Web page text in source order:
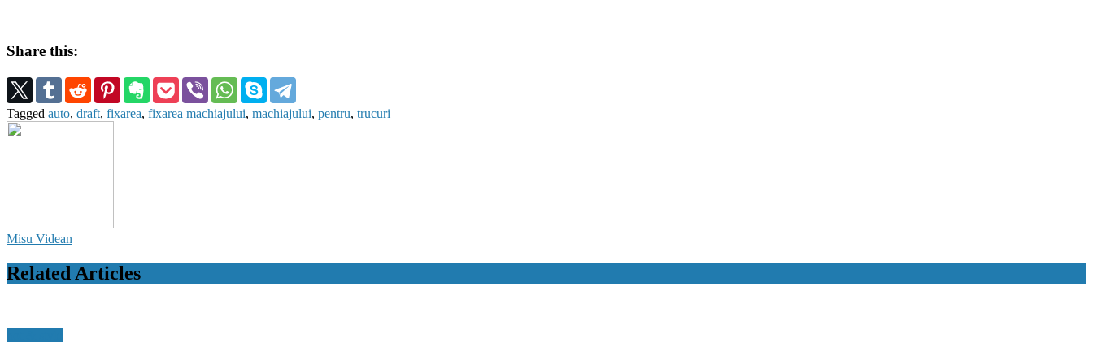
Share this:
Tagged auto, draft, fixarea, fixarea machiajului, machiajului, pentru, trucuri
Misu Videan
Related Articles